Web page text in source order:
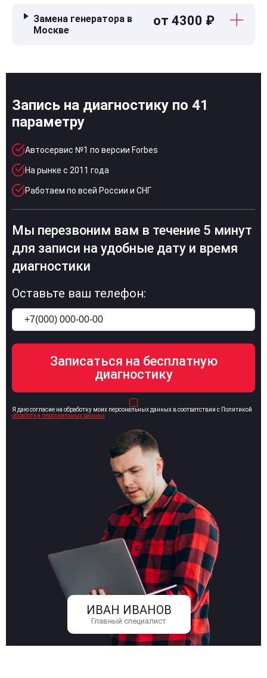
Замена генератора в
Москве
от 4300 ₽
Запись на диагностику по 41
параметру
Автосервис №1 по версии Forbes
На рынке с 2011 года
Работаем по всей России и СНГ
ИВАН ИВАНОВ
Главный специалист
Мы перезвоним вам в течение 5 минут
для записи на удобные дату и время
диагностики
Оставьте ваш телефон:
Я даю согласие на обработку моих персональных данных в соответствии с Политикой
обработки персональных данных